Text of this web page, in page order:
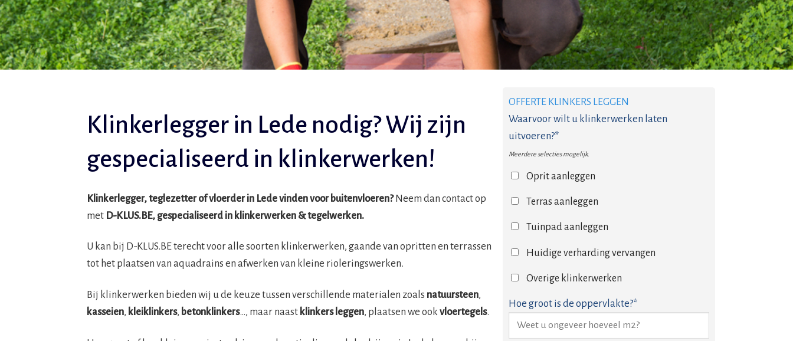
Klinkerlegger in Lede nodig? Wij zijn
gespecialiseerd in klinkerwerken!
Klinkerlegger, teglezetter of vloerder in Lede vinden voor buitenvloeren?Neem dan contact op
met D-KLUS.BE, gespecialiseerd in klinkerwerken & tegelwerken.
U kan bij D-KLUS.BE terecht voor alle soorten klinkerwerken, gaande van opritten en terrassen
tot het plaatsen van aquadrains en afwerken van kleine rioleringswerken.
Bij klinkerwerken bieden wij u de keuze tussen verschillende materialen zoals natuursteen,
kasseien, kleiklinkers, betonklinkers…, maar naast klinkers leggen, plaatsen we ook vloertegels.
OFFERTE KLINKERS LEGGEN
Waarvoor wilt u klinkerwerken laten
uitvoeren?*
Meerdere selecties mogelijk.
Oprit aanleggen
Terras aanleggen
Tuinpad aanleggen
Huidige verharding vervangen
Overige klinkerwerken
Hoe groot is de oppervlakte?*